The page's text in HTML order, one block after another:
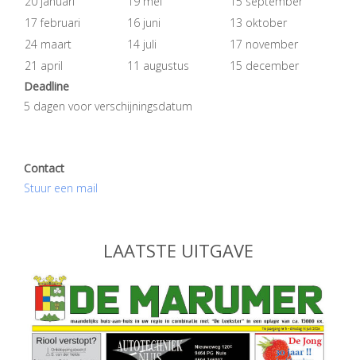
17 februari
16 juni
13 oktober
24 maart
14 juli
17 november
21 april
11 augustus
15 december
Deadline
5 dagen voor verschijningsdatum
Contact
Stuur een mail
LAATSTE UITGAVE